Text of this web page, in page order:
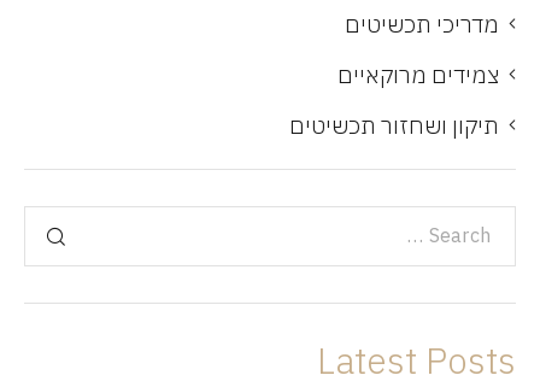
מדריכי תכשיטים
צמידים מרוקאיים
תיקון ושחזור תכשיטים
Latest Posts